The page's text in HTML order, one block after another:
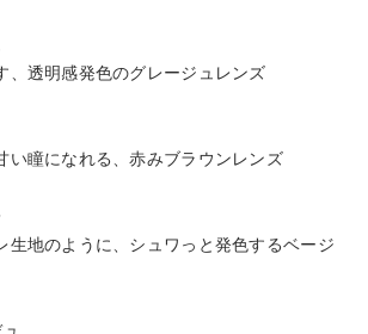
、透明感発色のグレージュレンズ
い瞳になれる、赤みブラウンレンズ
生地のように、シュワっと発色するベージ